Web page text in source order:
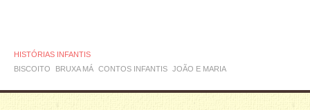
HISTÓRIAS INFANTIS
BISCOITO
BRUXA MÁ CONTOS INFANTIS JOÃO E MARIA